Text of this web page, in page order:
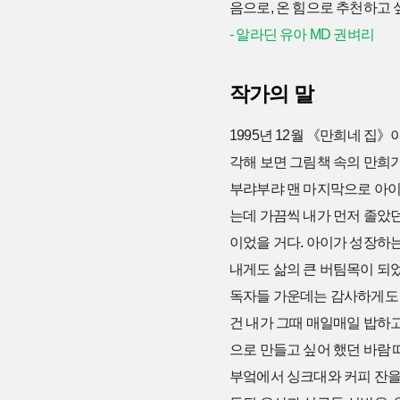
음으로, 온 힘으로 추천하고
- 알라딘 유아 MD 권벼리
작가의 말
1995년 12월 《만희네 집》
각해 보면 그림책 속의 만희
부랴부랴 맨 마지막으로 아
는데 가끔씩 내가 먼저 졸았
이었을 거다. 아이가 성장하
내게도 삶의 큰 버팀목이 되
독자들 가운데는 감사하게
건 내가 그때 매일매일 밥하
으로 만들고 싶어 했던 바람
부엌에서 싱크대와 커피 잔